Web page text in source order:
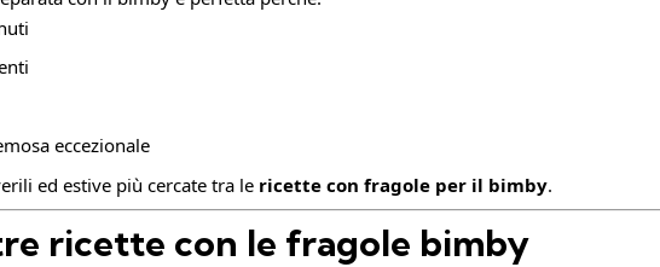
eccezionale
ed estive più cercate tra le ricette con fragole per il bimby.
ricette con le fragole bimby